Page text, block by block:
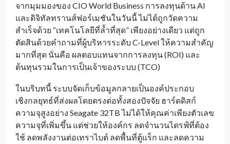
จากมุมมองของ CIO World Business การลงทุนด้าน AI
และดิจิทัลทรานส์ฟอร์เมชันในวันนี้ ไม่ได้ถูกวัดความ
สำเร็จด้วย “เทคโนโลยีที่ล้ำที่สุด” เพียงอย่างเดียว แต่ถูก
ตัดสินด้วยคำถามที่ผู้บริหารระดับ C-Level ให้ความสำคัญ
มากที่สุด นั่นคือ ผลตอบแทนจากการลงทุน (ROI) และ
ต้นทุนรวมในการเป็นเจ้าของระบบ (TCO)
ในบริบทนี้ ระบบจัดเก็บข้อมูลกลายเป็นองค์ประกอบ
เชิงกลยุทธ์ที่ส่งผลโดยตรงต่อทั้งสองปัจจัย ฮาร์ดดิสก์
ความจุสูงอย่าง Seagate 32TB ไม่ได้ให้คุณค่าเพียงตัวเลข
ความจุที่เพิ่มขึ้น แต่ช่วยให้องค์กร ลดจำนวนไดรฟ์ที่ต้อง
ใช้ ลดพลังงานต่อเทราไบต์ ลดพื้นที่ตู้แร็ก และลดความ